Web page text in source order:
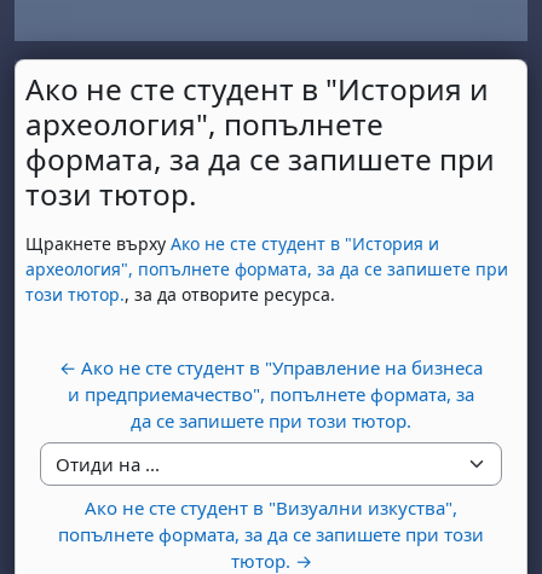
Ако не сте студент в "История и
археология", попълнете
формата, за да се запишете при
този тютор.
Щракнете върху Ако не сте студент в "История и
археология", попълнете формата, за да се запишете при
този тютор., за да отворите ресурса.
← Ако не сте студент в "Управление на бизнеса
и предприемачество", попълнете формата, за
да се запишете при този тютор.
Отиди на ...
Ако не сте студент в "Визуални изкуства",
попълнете формата, за да се запишете при този
тютор. →